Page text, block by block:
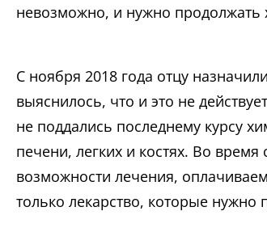
невозможно, и нужно продолжать
С ноября 2018 года отцу
выяснилось, что и это не
не поддались последнему курсу
печени, легких и костях. Во
возможности лечения,
только лекарство, которые нужно